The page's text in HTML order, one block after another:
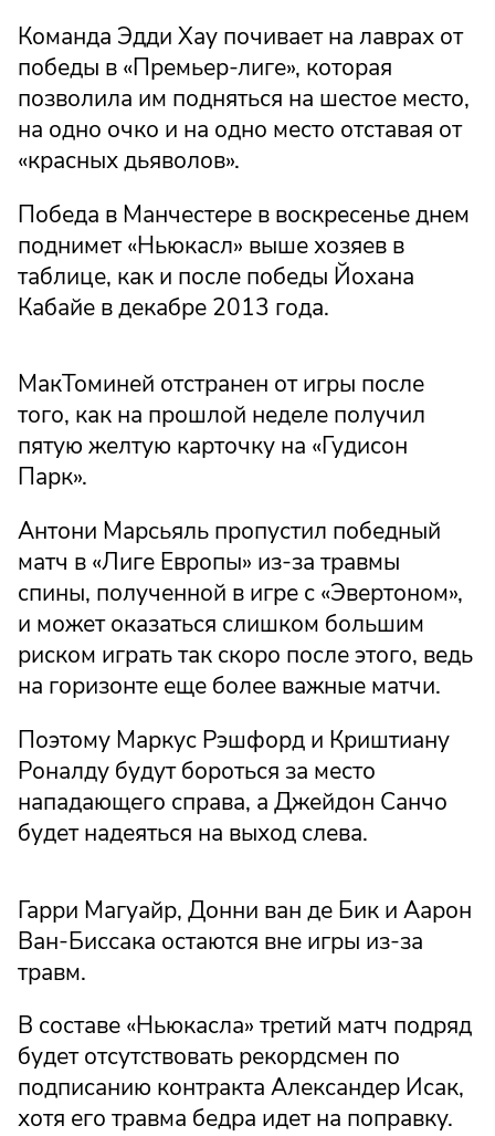
Команда Эдди Хау почивает на лаврах от
победы в «Премьер-лиге», которая
позволила им подняться на шестое место,
на одно очко и на одно место отставая от
«красных дьяволов».
Победа в Манчестере в воскресенье днем
поднимет «Ньюкасл» выше хозяев в
таблице, как и после победы Йохана
Кабайе в декабре 2013 года.
МакТоминей отстранен от игры после
того, как на прошлой неделе получил
пятую желтую карточку на «Гудисон
Парк».
Антони Марсьяль пропустил победный
матч в «Лиге Европы» из-за травмы
спины, полученной в игре с «Эвертоном»,
и может оказаться слишком большим
риском играть так скоро после этого, ведь
на горизонте еще более важные матчи.
Поэтому Маркус Рэшфорд и Криштиану
Роналду будут бороться за место
нападающего справа, а Джейдон Санчо
будет надеяться на выход слева.
Гарри Магуайр, Донни ван де Бик и Аарон
Ван-Биссака остаются вне игры из-за
травм.
В составе «Ньюкасла» третий матч подряд
будет отсутствовать рекордсмен по
подписанию контракта Александер Исак,
хотя его травма бедра идет на поправку.